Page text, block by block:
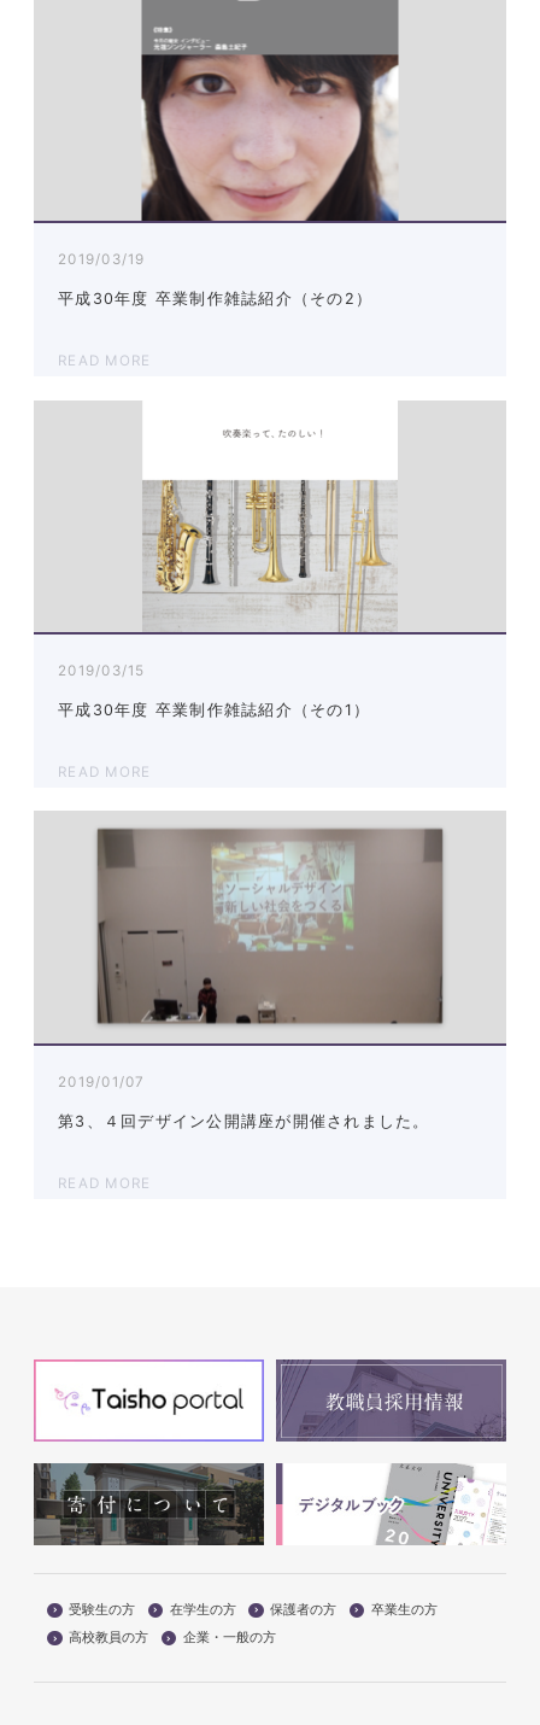
2019/03/19
平成30年度 卒業制作雑誌紹介（その2）
READ MORE
2019/03/15
平成30年度 卒業制作雑誌紹介（その1）
READ MORE
2019/01/07
第3、４回デザイン公開講座が開催されました。
READ MORE
受験生の方 在学生の方 保護者の方
卒業生の方
高校教員の方
企業・一般の方